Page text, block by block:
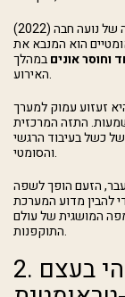
מזמין לקרא ולהבין כי החידוש המשמעותי במחקרה של נועה חבה (2022)
הוא המנבא את
וחוסר אוניםבמהלך
האירוע.
זעזוע עמוק למערך
התזה המרכזית
כשל בעיבוד הרגשי
והסומטי.
הזעם הופך לשפה
להבין מדוע המערכת
המושגית של עולם
התוקפנות.
2. המפה המושגית: מהי בעצם